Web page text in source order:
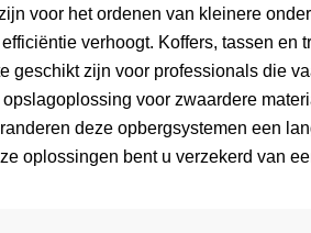
voor het ordenen van kleinere
verhoogt. Koffers, tassen
geschikt zijn voor professionals die
voor zwaardere
deze opbergsystemen een
oplossingen bent u verzekerd van